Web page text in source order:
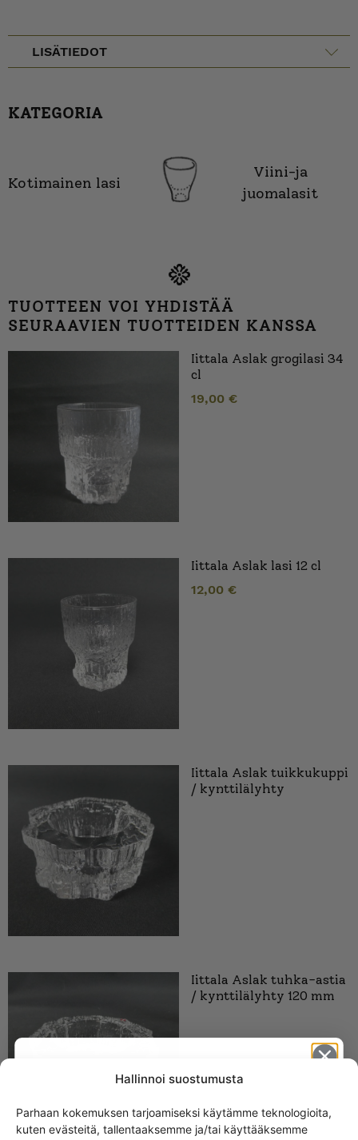
Hallinnoi suostumusta
Parhaan kokemuksen tarjoamiseksi käytämme teknologioita,
kuten evästeitä, tallentaaksemme ja/tai käyttääksemme
LISÄTIEDOT
KATEGORIA
Kotimainen lasi
Viini-ja
juomalasit
TUOTTEEN VOI YHDISTÄÄ
SEURAAVIEN TUOTTEIDEN KANSSA
Iittala Aslak grogilasi 34
cl
19,00 €
Iittala Aslak lasi 12 cl
12,00 €
Iittala Aslak tuikkukuppi
/ kynttilälyhty
Iittala Aslak tuhka-astia
/ kynttilälyhty 120 mm